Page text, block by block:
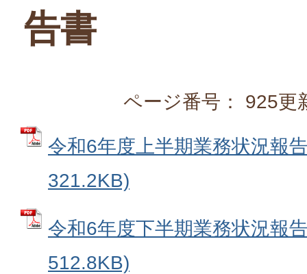
告書
ページ番号： 925更
令和6年度上半期業務状況報
321.2KB)
令和6年度下半期業務状況報
512.8KB)